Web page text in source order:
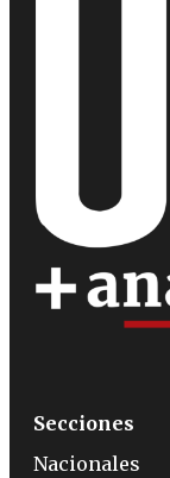
Secciones
Nacionales